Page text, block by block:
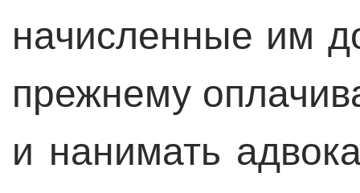
начисленные им
прежнему
и нанимать